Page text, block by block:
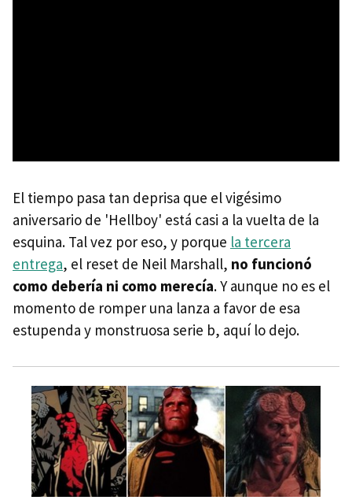
El tiempo pasa tan deprisa que el vigésimo
aniversario de 'Hellboy' está casi a la vuelta de la
esquina. Tal vez por eso, y porque la tercera
entrega, el reset de Neil Marshall, no funcionó
como debería ni como merecía. Y aunque no es el
momento de romper una lanza a favor de esa
estupenda y monstruosa serie b, aquí lo dejo.